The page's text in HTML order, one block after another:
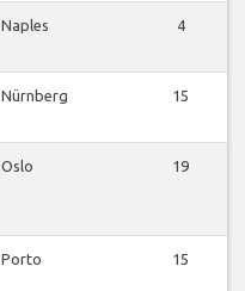
Naples 4
Nürnberg 15
Oslo 19
Porto 15